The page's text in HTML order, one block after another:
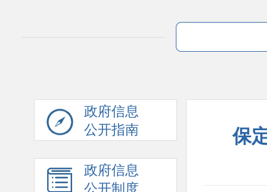
政府信息
公开指南
政府信息
公开制度
保